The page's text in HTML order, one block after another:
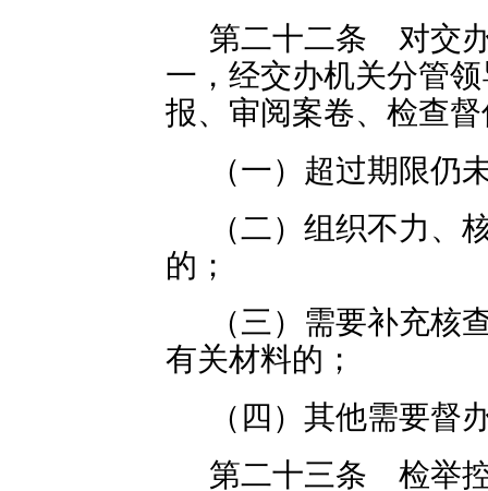
第二十二条 对交
一，经交办机关分管
报、审阅案卷、检查
（一）超过期限仍
（二）组织不力、
的；
（三）需要补充核
有关材料的；
（四）其他需要督
第二十三条 检举